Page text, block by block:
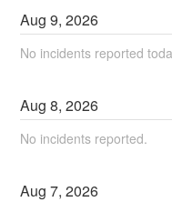
Aug9,2026
No incidents reported
Aug8,2026
No incidents reported.
Aug7,2026